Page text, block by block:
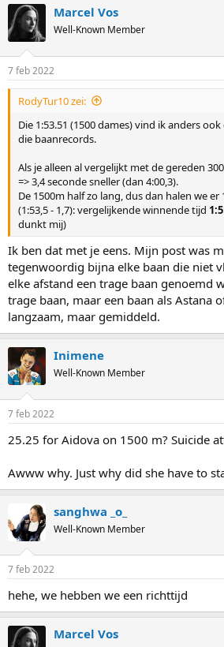
Marcel Vos
Well-Known Member
7 feb 2022
RodyTur10 zei:
Die 1:53.51 (1500 dames) vind ik anders
die baanrecords.
Als je alleen al vergelijkt met de gereden
=> 3,4 seconde sneller (dan 4:00,3).
De 1500m half zo lang, dus dan halen we er
(1:53,5 - 1,7): vergelijkende winnende tijd
dunkt mij)
Ik ben dat met je eens. Mijn post was
tegenwoordig bijna elke baan die niet
elke afstand een trage baan genoemd
trage baan, maar een baan als Astana
langzaam, maar gemiddeld.
Inimene
Well-Known Member
7 feb 2022
25.25 for Aidova on 1500 m? Suicide
Awww why. Just why did she have to
sanghwa _o_
Well-Known Member
7 feb 2022
hehe, we hebben we een richttijd
Marcel Vos